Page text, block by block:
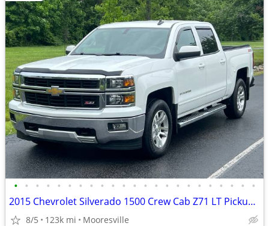
• • • • • • • • • • • • • • • • • • • • • • •
2015 Chevrolet Silverado 1500 Crew Cab Z71 LT Pickup 4D 5 3/4 ft
8/5 123k mi Mooresville